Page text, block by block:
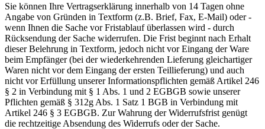
Sie können Ihre Vertragserklärung innerhalb von 14 Tagen ohne
Angabe von Gründen in Textform (z.B. Brief, Fax, E-Mail) oder -
wenn Ihnen die Sache vor Fristablauf überlassen wird - durch
Rücksendung der Sache widerrufen. Die Frist beginnt nach Erhalt
dieser Belehrung in Textform, jedoch nicht vor Eingang der Ware
beim Empfänger (bei der wiederkehrenden Lieferung gleichartiger
Waren nicht vor dem Eingang der ersten Teillieferung) und auch
nicht vor Erfüllung unserer Informationspflichten gemäß Artikel 246
§ 2 in Verbindung mit § 1 Abs. 1 und 2 EGBGB sowie unserer
Pflichten gemäß § 312g Abs. 1 Satz 1 BGB in Verbindung mit
Artikel 246 § 3 EGBGB. Zur Wahrung der Widerrufsfrist genügt
die rechtzeitige Absendung des Widerrufs oder der Sache.